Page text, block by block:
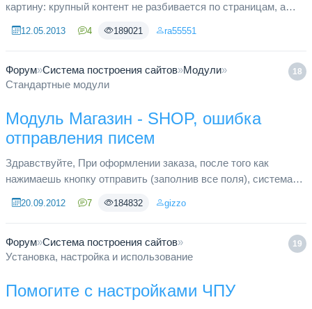
картину: крупный контент не разбивается по страницам, а
на кнопку, гд...
12.05.2013 4 189021 ra55551
18
Форум»Система построения сайтов»Модули»
Стандартные модули
Модуль Магазин - SHOP, ошибка
отправления писем
Здравствуйте, При оформлении заказа, после того как
нажимаешь кнопку отправить (заполнив все поля), система
поступает в ба...
20.09.2012 7 184832 gizzo
19
Форум»Система построения сайтов»
Установка, настройка и использование
Помогите с настройками ЧПУ